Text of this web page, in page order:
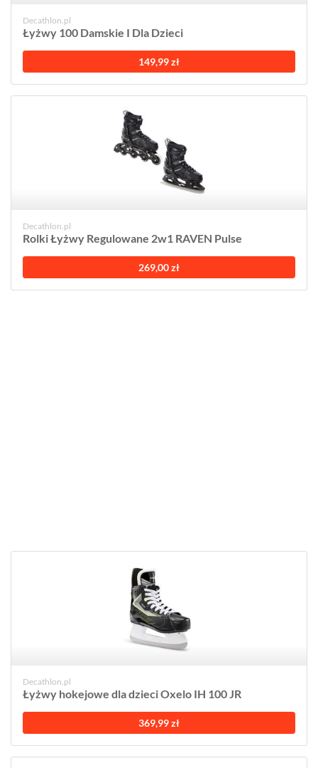
Decathlon.pl
Łyżwy 100 Damskie I Dla Dzieci
149,99 zł
Decathlon.pl
Rolki Łyżwy Regulowane 2w1 RAVEN Pulse
269,00 zł
Decathlon.pl
Łyżwy hokejowe dla dzieci Oxelo IH 100 JR
369,99 zł